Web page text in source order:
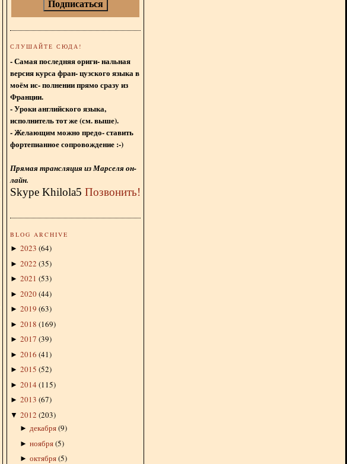
СЛУШАЙТЕ СЮДА!
- Самая последняя ориги- нальная
версия курса фран- цузского языка в
моём ис- полнении прямо сразу из
Франции.
- Уроки английского языка,
исполнитель тот же (см. выше).
- Желающим можно предо- ставить
фортепианное сопровождение :-)
Прямая трансляция из Марселя он-
лайн.
Skype Khilola5 Позвонить!
BLOG ARCHIVE
► 2023 (64)
► 2022 (35)
► 2021 (53)
► 2020(44)
► 2019 (63)
► 2018 (169)
► 2017 (39)
► 2016 (41)
► 2015 (52)
► 2014 (115)
► 2013 (67)
▼ 2012 (203)
► декабря(9)
► ноября(5)
► октября(5)